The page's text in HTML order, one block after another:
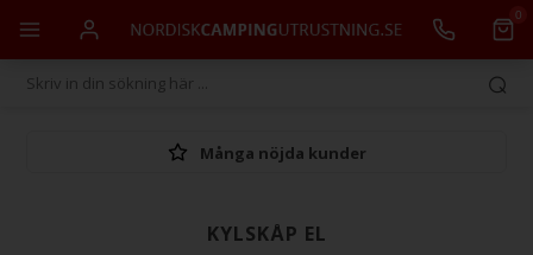
0
Många nöjda kunder
KYLSKÅP EL